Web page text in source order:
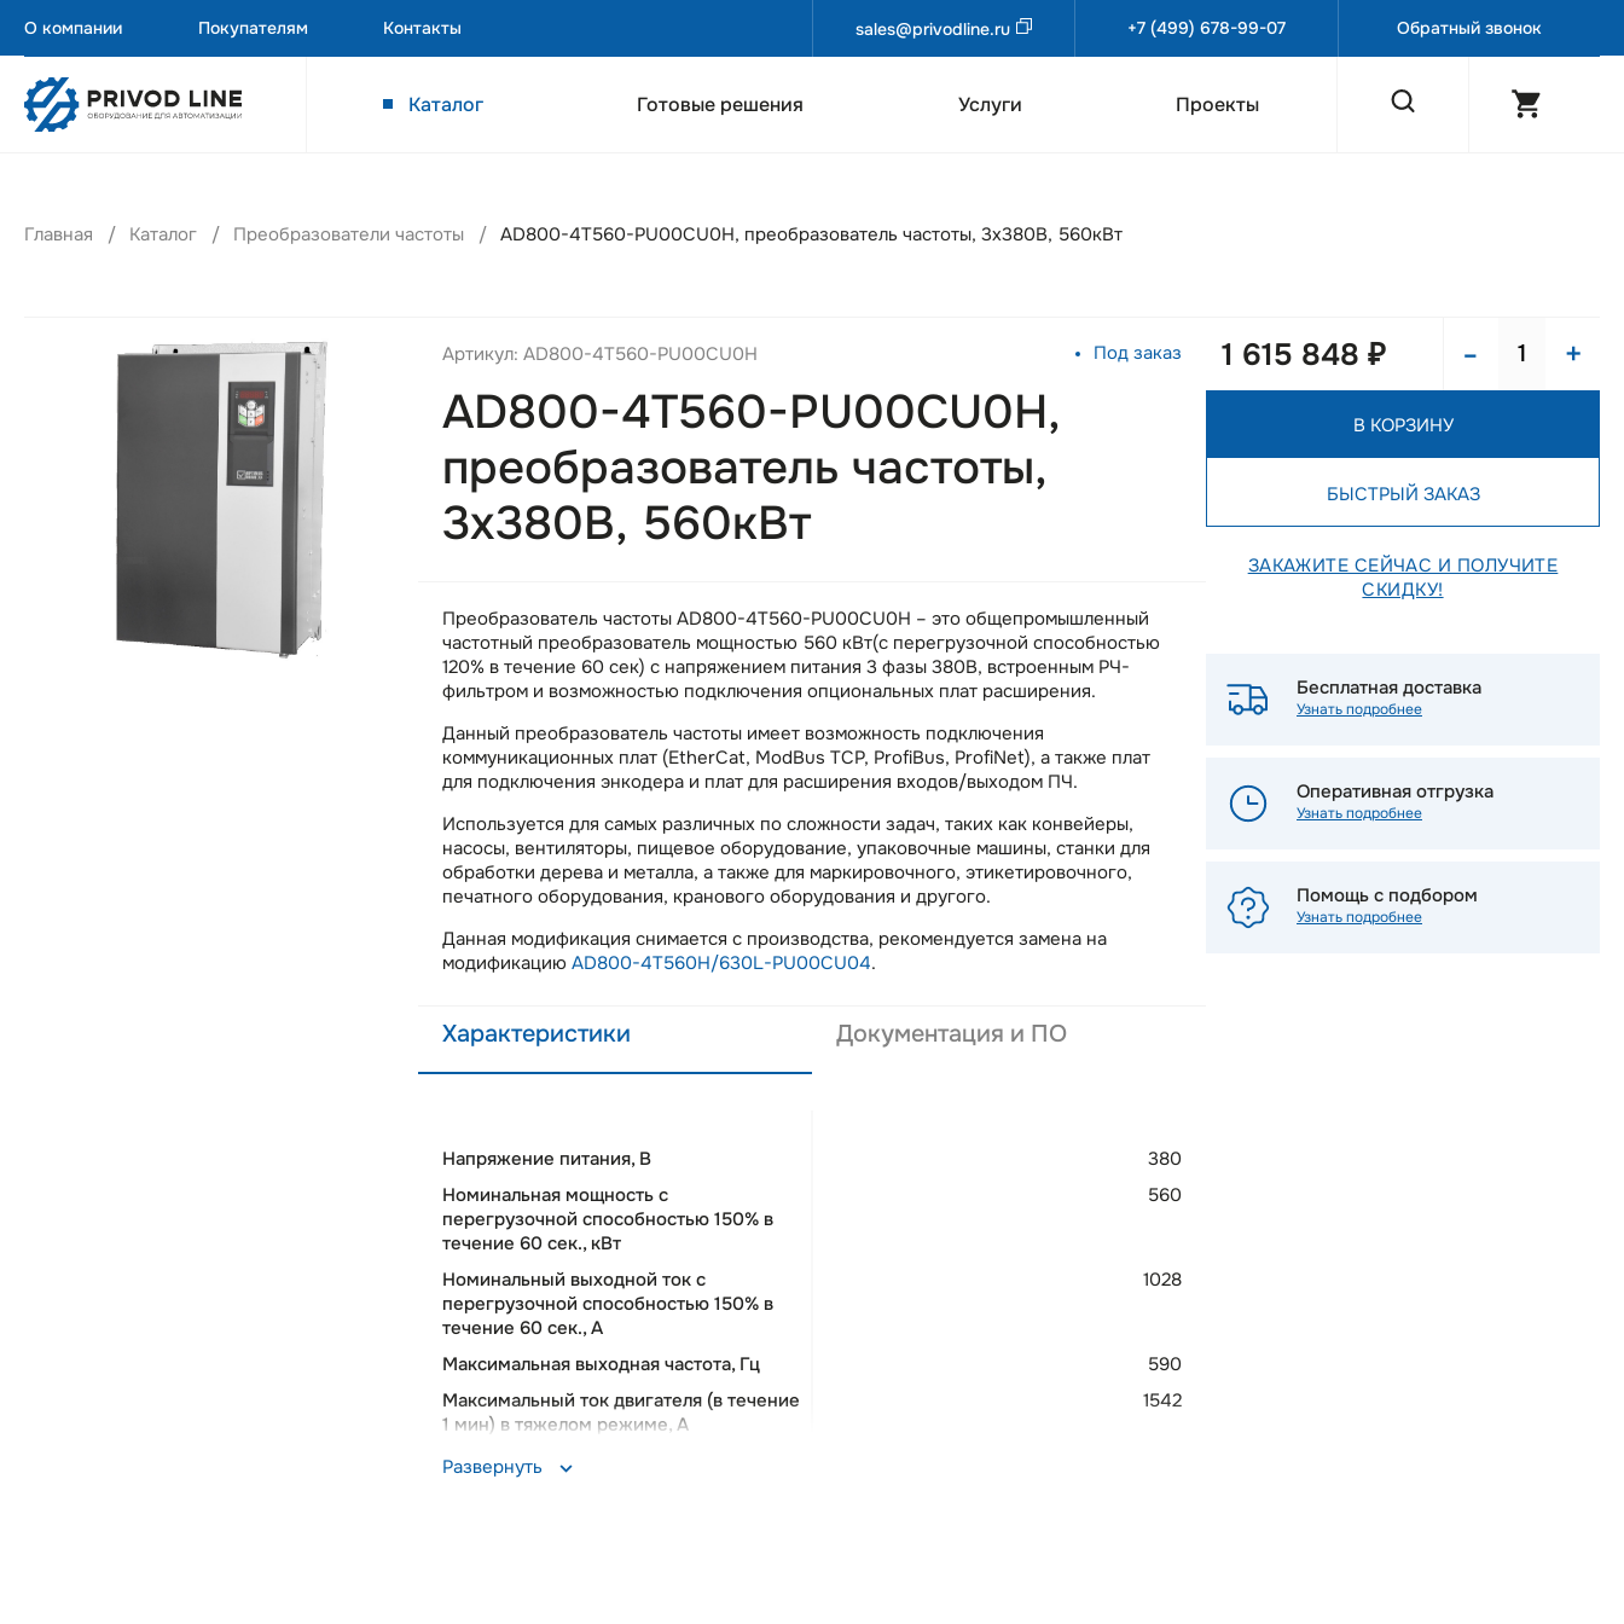
О компании Покупателям Контакты sales@privodline.ru +7 (499) 678-99-07 Обратный звонок
Каталог Готовые решения Услуги Проекты
Главная Каталог Преобразователи частоты AD800-4T560-PU00CU0H, преобразователь частоты, 3х380В, 560кВт
Артикул: AD800-4T560-PU00CU0H Под заказ
AD800-4T560-PU00CU0H,
преобразователь частоты,
3х380В, 560кВт
Преобразователь частоты AD800-4T560-PU00CU0H – это общепромышленный
частотный преобразователь мощностью 560 кВт(с перегрузочной способностью
120% в течение 60 сек) с напряжением питания 3 фазы 380В, встроенным РЧ-
фильтром и возможностью подключения опциональных плат расширения.
Данный преобразователь частоты имеет возможность подключения
коммуникационных плат (EtherCat, ModBus TCP, ProfiBus, ProfiNet), а также плат
для подключения энкодера и плат для расширения входов/выходом ПЧ.
Используется для самых различных по сложности задач, таких как конвейеры,
насосы, вентиляторы, пищевое оборудование, упаковочные машины, станки для
обработки дерева и металла, а также для маркировочного, этикетировочного,
печатного оборудования, кранового оборудования и другого.
Данная модификация снимается с производства, рекомендуется замена на
модификацию AD800-4T560H/630L-PU00CU04.
Характеристики Документация и ПО
Напряжение питания, В
380
Номинальная мощность c
перегрузочной способностью 150% в
течение 60 сек., кВт
560
Номинальный выходной ток c
перегрузочной способностью 150% в
течение 60 сек., A
1028
Максимальная выходная частота, Гц
590
Максимальный ток двигателя (в течение
1 мин) в тяжелом режиме, А
1542
Количество дискретных входов/
выходов, шт.
Развернуть
1 615 848 ₽ - +
В КОРЗИНУ
БЫСТРЫЙ ЗАКАЗ
ЗАКАЖИТЕ СЕЙЧАС И ПОЛУЧИТЕ
СКИДКУ!
Бесплатная доставка
Узнать подробнее
Оперативная отгрузка
Узнать подробнее
Помощь с подбором
Узнать подробнее